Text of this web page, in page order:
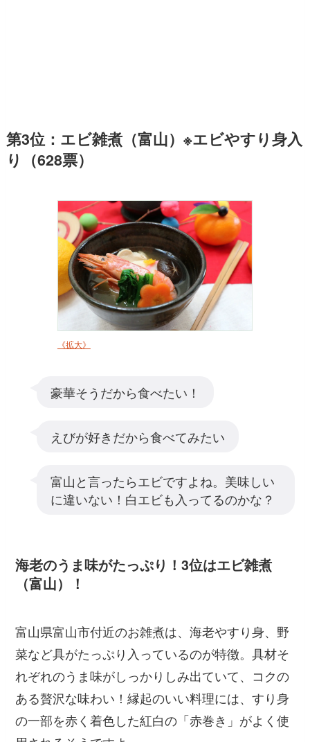
第3位：エビ雑煮（富山）※エビやすり身入
り（628票）
《拡大》
豪華そうだから食べたい！
えびが好きだから食べてみたい
富山と言ったらエビですよね。美味しい
に違いない！白エビも入ってるのかな？
海老のうま味がたっぷり！3位はエビ雑煮
（富山）！
富山県富山市付近のお雑煮は、海老やすり身、野
菜など具がたっぷり入っているのが特徴。具材そ
れぞれのうま味がしっかりしみ出ていて、コクの
ある贅沢な味わい！縁起のいい料理には、すり身
の一部を赤く着色した紅白の「赤巻き」がよく使